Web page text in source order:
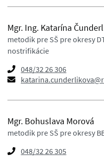
Mgr. Ing. Katarína
metodik pre SŠ pre okresy
nostrifikácie
048/32 26 306
Mgr. Bohuslava Morová
metodik pre SŠ pre okresy
048/32 26 305